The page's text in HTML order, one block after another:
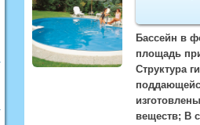
Бассейн в
площадь
Структура
веществ; В